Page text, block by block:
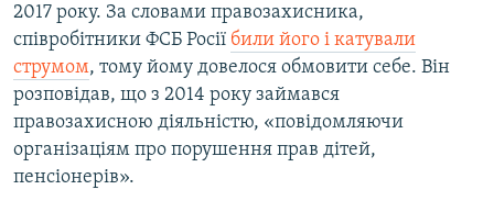
2017 року. За словами правозахисника,
співробітники ФСБ Росії били його і катували
струмом, тому йому довелося обмовити себе. Він
розповідав, що з 2014 року займався
правозахисною діяльністю, «повідомляючи
організаціям про порушення прав дітей,
пенсіонерів».